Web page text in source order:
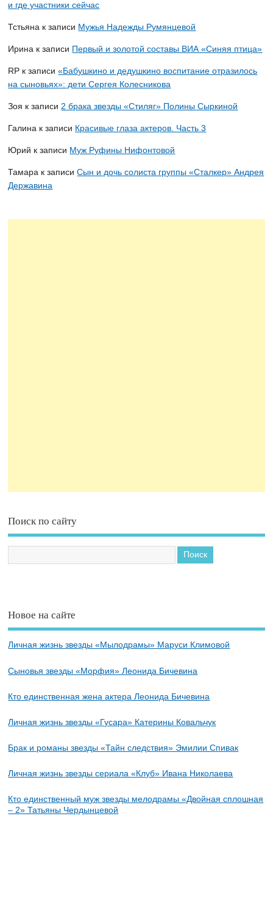
и где участники сейчас
Тстьяна к записи Мужья Надежды Румянцевой
Ирина к записи Первый и золотой составы ВИА «Синяя птица»
RP к записи«Бабушкино и дедушкино воспитание отразилось
на сыновьях»: дети Сергея Колесникова
Зоя к записи2 брака звезды «Стиляг» Полины Сыркиной
Галина к записи Красивые глаза актеров. Часть 3
Юрий к записи Муж Руфины Нифонтовой
Тамара к записиСын и дочь солиста группы «Сталкер» Андрея
Державина
Поиск по сайту
Новое на сайте
Личная жизнь звезды «Мылодрамы» Маруси Климовой
Сыновья звезды «Морфия» Леонида Бичевина
Кто единственная жена актера Леонида Бичевина
Личная жизнь звезды «Гусара» Катерины Ковальчук
Брак и романы звезды «Тайн следствия» Эмилии Спивак
Личная жизнь звезды сериала «Клуб» Ивана Николаева
Кто единственный муж звезды мелодрамы «Двойная сплошная
– 2» Татьяны Чердынцевой